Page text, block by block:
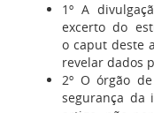
1º A
excerto do
o caput deste
revelar dados
2º O órgão
segurança da